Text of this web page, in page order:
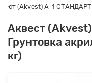
(Akvest) А-1 СТАНДАРТ
Аквест
Грунтовка
кг)